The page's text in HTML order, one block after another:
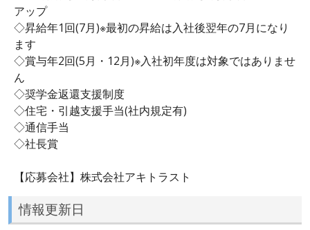
アップ
◇昇給年1回(7月)※最初の昇給は入社後翌年の7月になり
ます
◇賞与年2回(5月・12月)※入社初年度は対象ではありませ
ん
◇奨学金返還支援制度
◇住宅・引越支援手当(社内規定有)
◇通信手当
◇社長賞
【応募会社】株式会社アキトラスト
情報更新日